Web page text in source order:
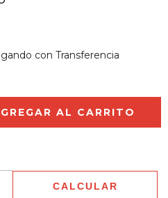
con Transferencia
CALCULAR